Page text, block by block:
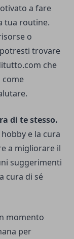
a fare
tua routine.
o
trovare
che
di te stesso.
e la cura
a migliorare il
suggerimenti
cura di sé
momento
per